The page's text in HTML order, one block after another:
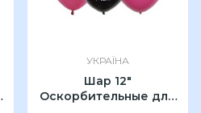
УКРАЇНА
Шар 12"
Оскорбительные для